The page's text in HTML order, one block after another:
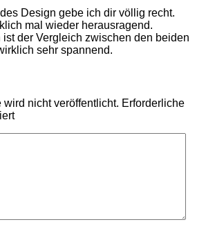
Design gebe ich dir völlig recht.
mal wieder herausragend.
ist der Vergleich zwischen den beiden
sehr spannend.
nicht veröffentlicht. Erforderliche